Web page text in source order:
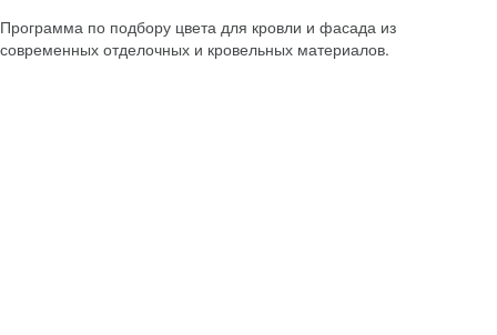
Программа по подбору цвета для кровли и фасада из
современных отделочных и кровельных материалов.